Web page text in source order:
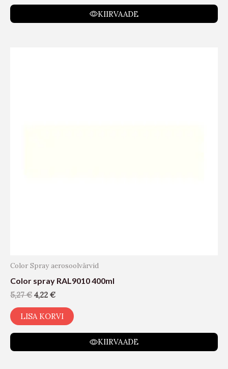
KIIRVAADE
Color Spray aerosoolvärvid
Color spray RAL9010 400ml
5,27€ 4,22 €
LISA KORVI
KIIRVAADE